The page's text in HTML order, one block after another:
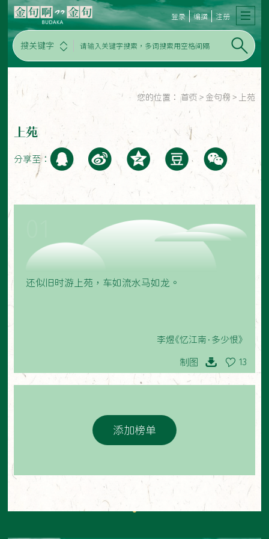
搜关键字
登录 编撰 注册
您的位置： 首页 > 金句榜 > 上苑
上苑
分享至：
还似旧时游上苑，车如流水马如龙。
李煜《忆江南·多少恨》
制图 13
添加榜单